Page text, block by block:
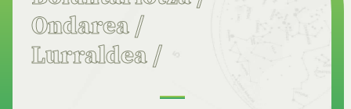
Ondarea /
Lurraldea /